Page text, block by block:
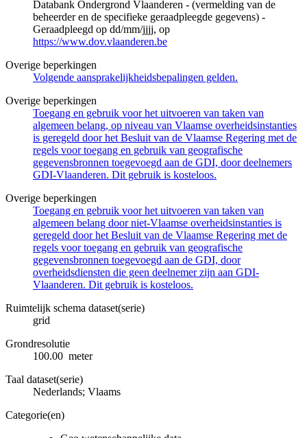
Databank Ondergrond Vlaanderen - (vermelding van de
beheerder en de specifieke geraadpleegde gegevens) -
Geraadpleegd op dd/mm/jjjj, op
https://www.dov.vlaanderen.be
Overige beperkingen
Volgende aansprakelijkheidsbepalingen gelden.
Overige beperkingen
Toegang en gebruik voor het uitvoeren van taken van
algemeen belang, op niveau van Vlaamse overheidsinstanties
is geregeld door het Besluit van de Vlaamse Regering met de
regels voor toegang en gebruik van geografische
gegevensbronnen toegevoegd aan de GDI, door deelnemers
GDI-Vlaanderen. Dit gebruik is kosteloos.
Overige beperkingen
Toegang en gebruik voor het uitvoeren van taken van
algemeen belang door niet-Vlaamse overheidsinstanties is
geregeld door het Besluit van de Vlaamse Regering met de
regels voor toegang en gebruik van geografische
gegevensbronnen toegevoegd aan de GDI, door
overheidsdiensten die geen deelnemer zijn aan GDI-
Vlaanderen. Dit gebruik is kosteloos.
Ruimtelijk schema dataset(serie)
grid
Grondresolutie
100.00 meter
Taal dataset(serie)
Nederlands; Vlaams
Categorie(en)